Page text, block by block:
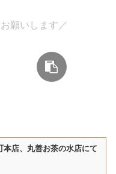
願いします／
本店、丸善お茶の水店にて